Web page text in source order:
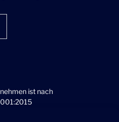
ist nach